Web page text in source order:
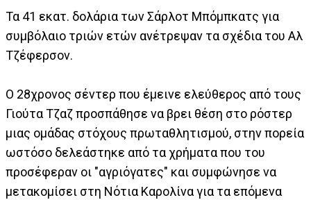
Τα 41 εκατ. δολάρια των Σάρλοτ Μπόμπκατς για
συμβόλαιο τριών ετών ανέτρεψαν τα σχέδια του Αλ
Τζέφερσον.
Ο 28χρονος σέντερ που έμεινε ελεύθερος από τους
Γιούτα Τζαζ προσπάθησε να βρει θέση στο ρόστερ
μιας ομάδας στόχους πρωταθλητισμού, στην πορεία
ωστόσο δελεάστηκε από τα χρήματα που του
προσέφεραν οι "αγριόγατες" και συμφώνησε να
μετακομίσει στη Νότια Καρολίνα για τα επόμενα